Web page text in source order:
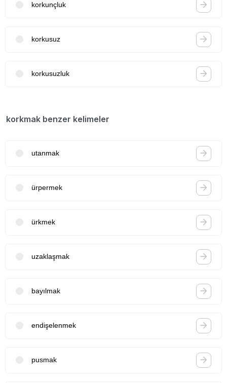
korkunçluk
korkusuz
korkusuzluk
korkmak benzer kelimeler
utanmak
ürpermek
ürkmek
uzaklaşmak
bayılmak
endişelenmek
pusmak